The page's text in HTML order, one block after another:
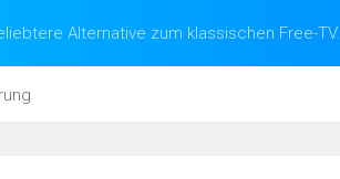
Alternative zum klassischen Free-TV.